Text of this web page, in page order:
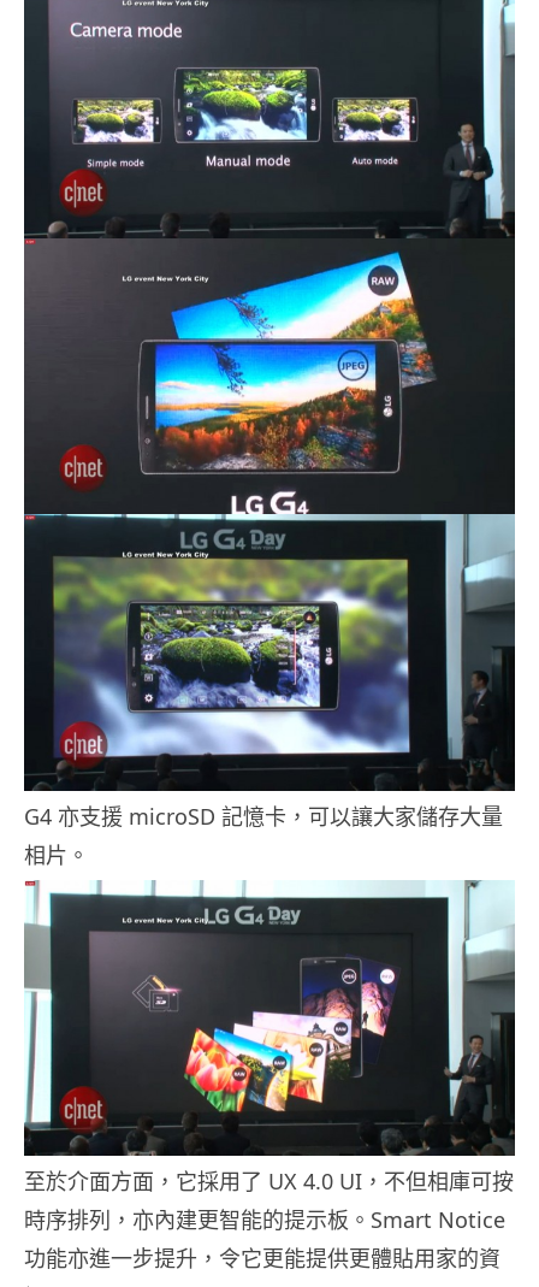
G4 亦支援 microSD 記憶卡，可以讓大家儲存大量
相片。
至於介面方面，它採用了 UX 4.0 UI，不但相庫可按
時序排列，亦內建更智能的提示板。Smart Notice
功能亦進一步提升，令它更能提供更體貼用家的資